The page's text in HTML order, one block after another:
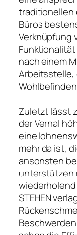
traditionellen
Büros
Verknüpfung
nach einem
Arbeitsstelle,
Zuletzt lässt
der Vernal
eine
mehr da ist,
ansonsten
unterstützen
STEHEN